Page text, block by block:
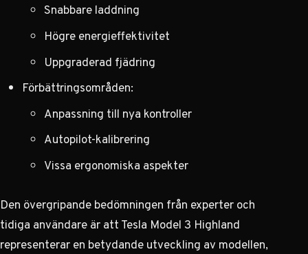
Snabbare laddning
Högre energieffektivitet
Uppgraderad fjädring
Förbättringsområden:
Anpassning till nya kontroller
Autopilot-kalibrering
Vissa ergonomiska aspekter
Den övergripande bedömningen från experter och
tidiga användare är att Tesla Model 3 Highland
representerar en betydande utveckling av modellen,